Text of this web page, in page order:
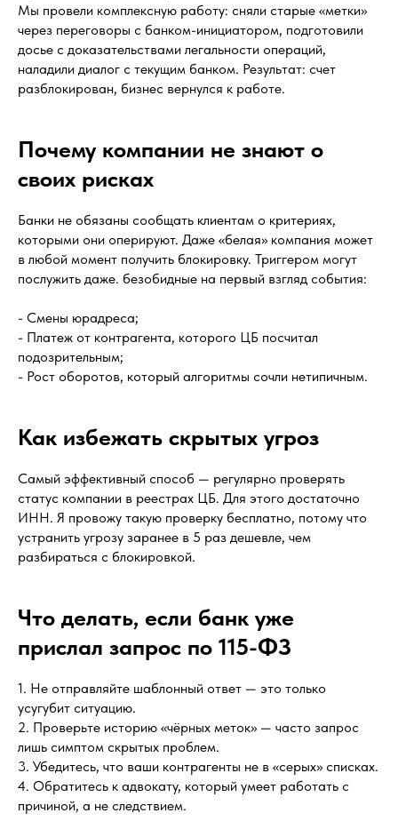
Мы провели комплексную работу: сняли старые «метки»
через переговоры с банком-инициатором, подготовили
досье с доказательствами легальности операций,
наладили диалог с текущим банком. Результат: счет
разблокирован, бизнес вернулся к работе.
Почему компании не знают о
своих рисках
Банки не обязаны сообщать клиентам о критериях,
которыми они оперируют. Даже «белая» компания может
в любой момент получить блокировку. Триггером могут
послужить даже. безобидные на первый взгляд события:
- Смены юрадреса;
- Платеж от контрагента, которого ЦБ посчитал
подозрительным;
- Рост оборотов, который алгоритмы сочли нетипичным.
Как избежать скрытых угроз
Самый эффективный способ — регулярно проверять
статус компании в реестрах ЦБ. Для этого достаточно
ИНН. Я провожу такую проверку бесплатно, потому что
устранить угрозу заранее в 5 раз дешевле, чем
разбираться с блокировкой.
Что делать, если банк уже
прислал запрос по 115-ФЗ
1. Не отправляйте шаблонный ответ — это только
усугубит ситуацию.
2. Проверьте историю «чёрных меток» — часто запрос
лишь симптом скрытых проблем.
3. Убедитесь, что ваши контрагенты не в «серых» списках.
4. Обратитесь к адвокату, который умеет работать с
причиной, а не следствием.